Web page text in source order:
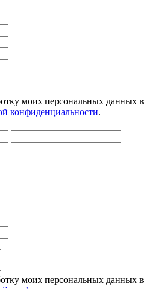
моих персональных данных в
конфиденциальности.
моих персональных данных в